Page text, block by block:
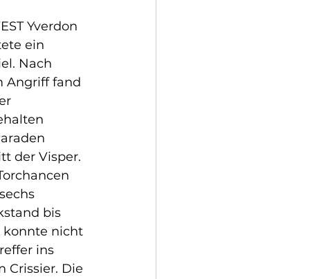
Yverdon
ein
Nach
Angriff fand
der Visper.
bis
konnte nicht
ins
Crissier. Die